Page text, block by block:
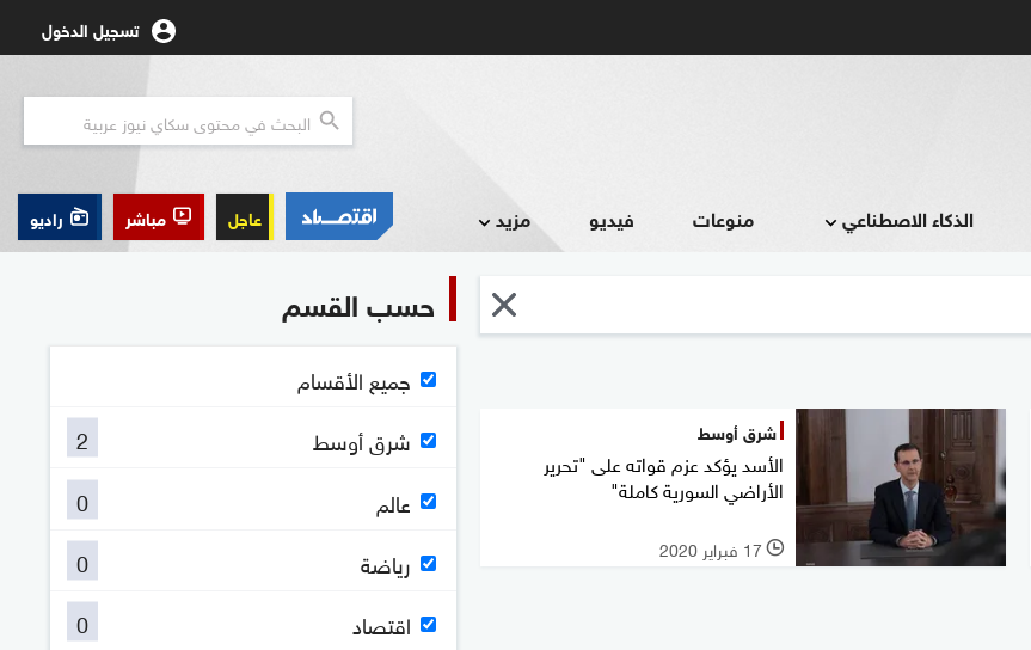
تسجيل الدخول
الذكاء الاصطناعي منوعات فيديو مزيد عاجل مباشر راديو
شرق أوسط
الأسد يؤكد عزم قواته على "تحرير
الأراضي السورية كاملة"
l 17 فبراير 2020
حسب القسم
جميع الأقسام
شرق أوسط
2
عالم
0
رياضة
0
اقتصاد
0